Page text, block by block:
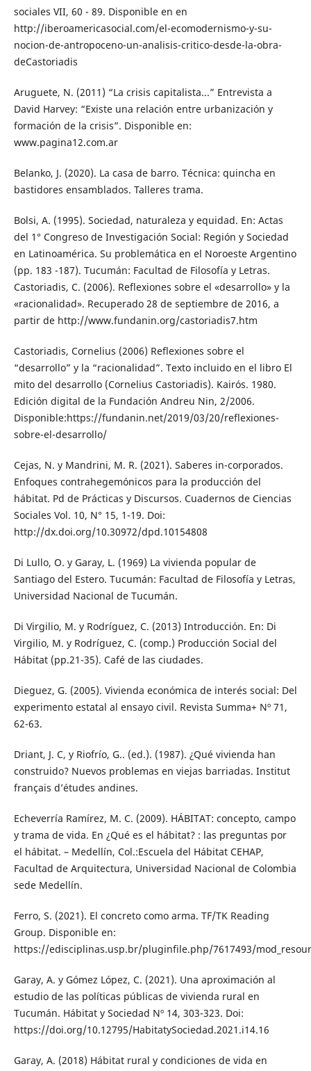
sociales VII, 60 - 89. Disponible en en
http://iberoamericasocial.com/el-ecomodernismo-y-su-
nocion-de-antropoceno-un-analisis-critico-desde-la-obra-
deCastoriadis
Aruguete, N. (2011) “La crisis capitalista...” Entrevista a
David Harvey: “Existe una relación entre urbanización y
formación de la crisis”. Disponible en:
www.pagina12.com.ar
Belanko, J. (2020). La casa de barro. Técnica: quincha en
bastidores ensamblados. Talleres trama.
Bolsi, A. (1995). Sociedad, naturaleza y equidad. En: Actas
del 1° Congreso de Investigación Social: Región y Sociedad
en Latinoamérica. Su problemática en el Noroeste Argentino
(pp. 183 -187). Tucumán: Facultad de Filosofía y Letras.
Castoriadis, C. (2006). Reflexiones sobre el «desarrollo» y la
«racionalidad». Recuperado 28 de septiembre de 2016, a
partir de http://www.fundanin.org/castoriadis7.htm
Castoriadis, Cornelius (2006) Reflexiones sobre el
“desarrollo” y la “racionalidad”. Texto incluido en el libro El
mito del desarrollo (Cornelius Castoriadis). Kairós. 1980.
Edición digital de la Fundación Andreu Nin, 2/2006.
Disponible:https://fundanin.net/2019/03/20/reflexiones-
sobre-el-desarrollo/
Cejas, N. y Mandrini, M. R. (2021). Saberes in-corporados.
Enfoques contrahegemónicos para la producción del
hábitat. Pd de Prácticas y Discursos. Cuadernos de Ciencias
Sociales Vol. 10, N° 15, 1-19. Doi:
http://dx.doi.org/10.30972/dpd.10154808
Di Lullo, O. y Garay, L. (1969) La vivienda popular de
Santiago del Estero. Tucumán: Facultad de Filosofía y Letras,
Universidad Nacional de Tucumán.
Di Virgilio, M. y Rodríguez, C. (2013) Introducción. En: Di
Virgilio, M. y Rodríguez, C. (comp.) Producción Social del
Hábitat (pp.21-35). Café de las ciudades.
Dieguez, G. (2005). Vivienda económica de interés social: Del
experimento estatal al ensayo civil. Revista Summa+ Nº 71,
62-63.
Driant, J. C, y Riofrío, G.. (ed.). (1987). ¿Qué vivienda han
construido? Nuevos problemas en viejas barriadas. Institut
français d’études andines.
Echeverría Ramírez, M. C. (2009). HÁBITAT: concepto, campo
y trama de vida. En ¿Qué es el hábitat? : las preguntas por
el hábitat. – Medellín, Col.:Escuela del Hábitat CEHAP,
Facultad de Arquitectura, Universidad Nacional de Colombia
sede Medellín.
Ferro, S. (2021). El concreto como arma. TF/TK Reading
Group. Disponible en:
https://edisciplinas.usp.br/pluginfile.php/7617493/
Garay, A. y Gómez López, C. (2021). Una aproximación al
estudio de las políticas públicas de vivienda rural en
Tucumán. Hábitat y Sociedad Nº 14, 303-323. Doi:
https://doi.org/10.12795/HabitatySociedad.2021.i14.16
Garay, A. (2018) Hábitat rural y condiciones de vida en